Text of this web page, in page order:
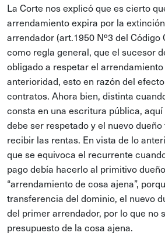
La Corte nos explicó que es cierto
arrendamiento expira por la
arrendador (art.1950 Nº3 del Código
como regla general, que el sucesor
obligado a respetar el
anterioridad, esto en razón del
contratos. Ahora bien, distinta
consta en una escritura pública,
debe ser respetado y el nuevo
recibir las rentas. En vista de lo
que se equivoca el recurrente
pago debía hacerlo al primitivo
“arrendamiento de cosa ajena”,
transferencia del dominio, el nuevo
del primer arrendador, por lo que no
presupuesto de la cosa ajena.